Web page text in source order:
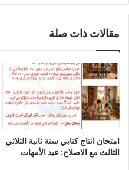
مقالات ذات صلة
امتحان انتاج كتابي سنة ثانية الثلاثي
الثالث مع الاصلاح: عيد الأمهات